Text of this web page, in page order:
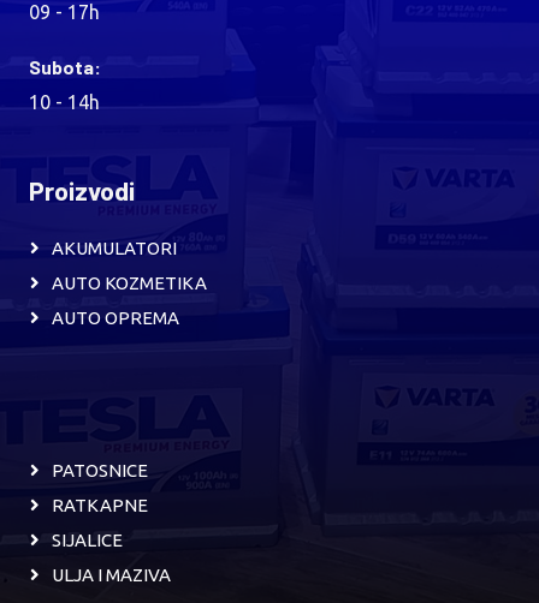
09 - 17h
Subota:
10 - 14h
Proizvodi
AKUMULATORI
AUTO KOZMETIKA
AUTO OPREMA
PATOSNICE
RATKAPNE
SIJALICE
ULJA I MAZIVA